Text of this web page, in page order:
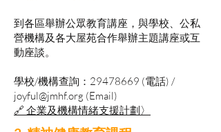
到各區舉辦公眾教育講座，與學校、公私
營機構及各大屋苑合作舉辦主題講座或互
動座談。
學校/機構查詢：29478669 (電話) /
joyful@jmhf.org (Email)
🔗 企業及機構情緒支援計劃〉